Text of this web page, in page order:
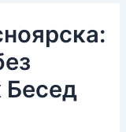
Бесед